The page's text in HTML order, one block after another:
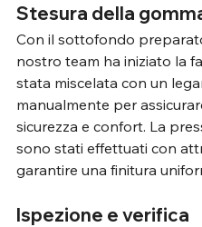
Stesura della
Con il sottofondo
nostro team ha iniziato la
stata miscelata con un
manualmente per
sicurezza e confort. La
sono stati effettuati con
garantire una finitura
Ispezione e verifica